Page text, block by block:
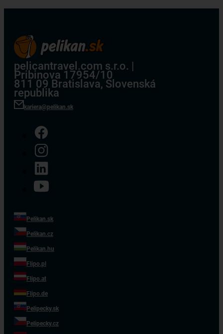
pelicantravel.com s.r.o. |
Pribinova 17954/10
811 09 Bratislava, Slovenská
republika
kariera@pelikan.sk
Pelikan.sk
Pelikan.cz
Pelikan.hu
Flipo.pl
Flipo.at
Flipo.de
Pelipecky.sk
Pelipecky.cz